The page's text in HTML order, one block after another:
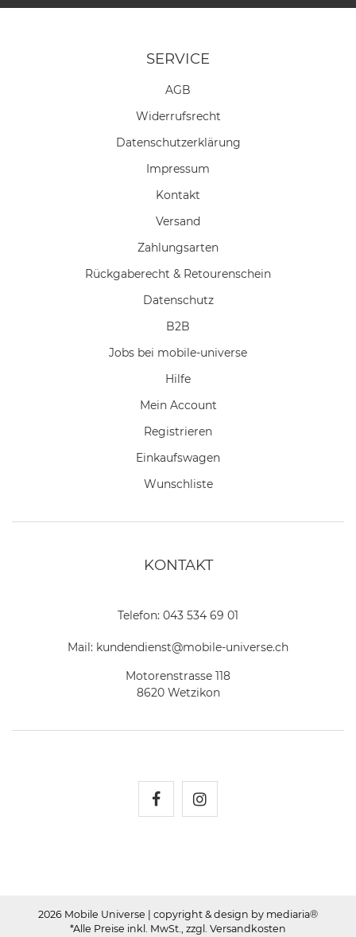
SERVICE
AGB
Widerrufs­recht
Daten­schutz­erklärung
Impressum
Kontakt
Versand
Zahlungsarten
Rückgaberecht & Retourenschein
Datenschutz
B2B
Jobs bei mobile-universe
Hilfe
Mein Account
Registrieren
Einkaufswagen
Wunschliste
KONTAKT
Telefon: 043 534 69 01
Mail: kundendienst@mobile-universe.ch
Motorenstrasse 118
8620 Wetzikon
2026 Mobile Universe | copyright & design by mediaria®
*Alle Preise inkl. MwSt., zzgl. Versandkosten